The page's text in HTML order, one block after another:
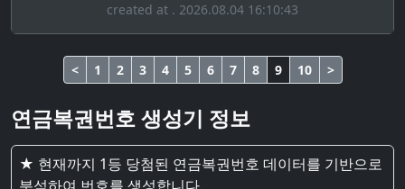
created at . 2026.08.04 16:10:43
< 1 2 3 4 5 6 7 8 9 10 >
연금복권번호 생성기 정보
★ 현재까지 1등 당첨된 연금복권번호 데이터를 기반으로